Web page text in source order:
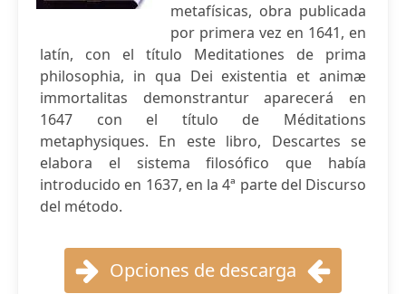
metafísicas, obra publicada
por primera vez en 1641, en
latín, con el título Meditationes de prima
philosophia, in qua Dei existentia et animæ
immortalitas demonstrantur aparecerá en
1647 con el título de Méditations
metaphysiques. En este libro, Descartes se
elabora el sistema filosófico que había
introducido en 1637, en la 4ª parte del Discurso
del método.
Opciones de descarga